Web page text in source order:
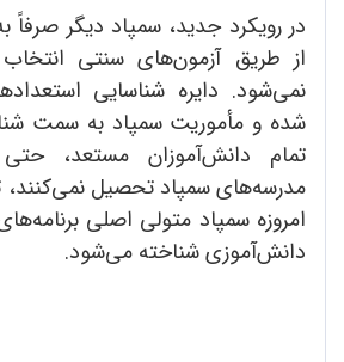
در رویکرد جدید، سمپاد دیگر صرفاً
از طریق آزمون‌های سنتی
نمی‌شود. دایره شناسایی
شده و مأموریت سمپاد به سمت
تمام دانش‌آموزان مستعد،
مدرسه‌های سمپاد تحصیل نمی‌کنند،
امروزه سمپاد متولی اصلی
دانش‌آموزی شناخته می‌شود.